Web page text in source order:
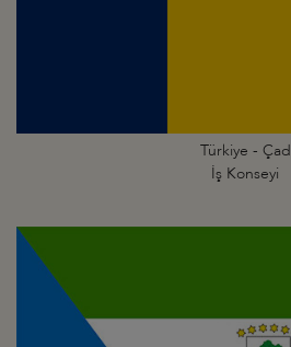
Türkiye - Çad
İş Konseyi